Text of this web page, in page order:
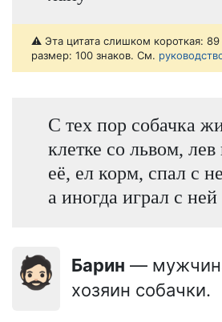
⚠️ Эта цитата слишком короткая:
размер: 100 знаков. См.
С тех пор собачка
клетке со львом, лев
её, ел корм, спал с
а иногда играл с ней
🧔🏻 Барин —
хозяин собачки.